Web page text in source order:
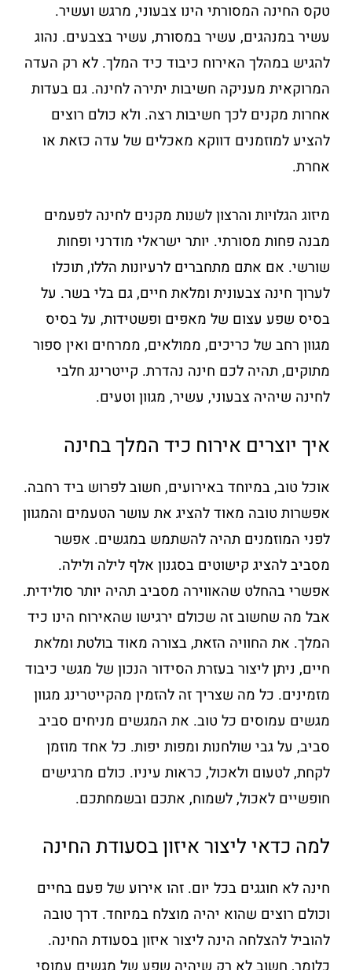
טקס החינה המסורתי הינו צבעוני, מרגש ועשיר.
עשיר במנהגים, עשיר במסורת, עשיר בצבעים. נהוג
להגיש במהלך האירוח כיבוד כיד המלך. לא רק העדה
המרוקאית מעניקה חשיבות יתירה לחינה. גם בעדות
אחרות מקנים לכך חשיבות רצה. ולא כולם רוצים
להציע למוזמנים דווקא מאכלים של עדה כזאת או
אחרת.
מיזוג הגלויות והרצון לשנות מקנים לחינה לפעמים
מבנה פחות מסורתי. יותר ישראלי מודרני ופחות
שורשי. אם אתם מתחברים לרעיונות הללו, תוכלו
לערוך חינה צבעונית ומלאת חיים, גם בלי בשר. על
בסיס שפע עצום של מאפים ופשטידות, על בסיס
מגוון רחב של כריכים, ממולאים, ממרחים ואין ספור
מתוקים, תהיה לכם חינה נהדרת. קייטרינג חלבי
לחינה שיהיה צבעוני, עשיר, מגוון וטעים.
איך יוצרים אירוח כיד המלך בחינה
אוכל טוב, במיוחד באירועים, חשוב לפרוש ביד רחבה.
אפשרות טובה מאוד להציג את עושר הטעמים והמגוון
לפני המוזמנים תהיה להשתמש במגשים. אפשר
מסביב להציג קישוטים בסגנון אלף לילה ולילה.
אפשרי בהחלט שהאווירה מסביב תהיה יותר סולידית.
אבל מה שחשוב זה שכולם ירגישו שהאירוח הינו כיד
המלך. את החוויה הזאת, בצורה מאוד בולטת ומלאת
חיים, ניתן ליצור בעזרת הסידור הנכון של מגשי כיבוד
מזמינים. כל מה שצריך זה להזמין מהקייטרינג מגוון
מגשים עמוסים כל טוב. את המגשים מניחים סביב
סביב, על גבי שולחנות ומפות יפות. כל אחד מוזמן
לקחת, לטעום ולאכול, כראות עיניו. כולם מרגישים
חופשיים לאכול, לשמוח, אתכם ובשמחתכם.
למה כדאי ליצור איזון בסעודת החינה
חינה לא חוגגים בכל יום. זהו אירוע של פעם בחיים
וכולם רוצים שהוא יהיה מוצלח במיוחד. דרך טובה
להוביל להצלחה הינה ליצור איזון בסעודת החינה.